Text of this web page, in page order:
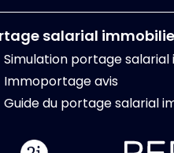
salarial
Simulation portage
Immoportage avis
Guide du portage salarial